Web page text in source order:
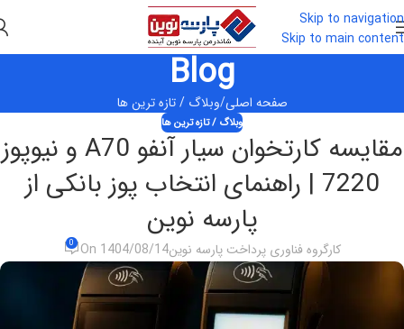
Skip to navigation
Skip to main content
Blog
صفحه اصلی وبلاگ / تازه ترین ها
وبلاگ / تازه ترین ها
مقایسه کارتخوان سیار آنفو A70 و نیوپوز
7220 | راهنمای انتخاب پوز بانکی از
پارسه نوین
کارگروه فناوری پرداخت پارسه نوینOn 1404/08/14
0